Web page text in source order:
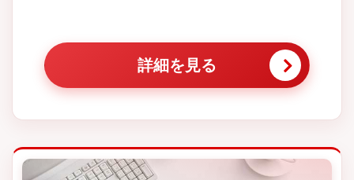
詳細を見る